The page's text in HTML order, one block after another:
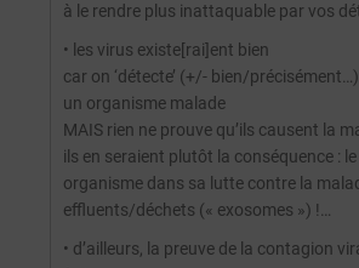
à le rendre plus inattaquable par vos
• les virus existe[rai]ent bien
car on ‘détecte’ (+/- bien/
un organisme malade
MAIS rien ne prouve qu’ils causent la
ils en seraient plutôt la conséquence :
organisme dans sa lutte contre la
effluents/déchets (« exosomes ») !…
• d’ailleurs, la preuve de la contagion